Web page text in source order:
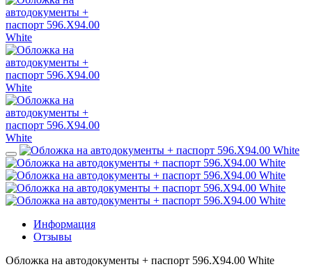
Информация
Отзывы
Обложка на автодокументы + паспорт 596.X94.00 White